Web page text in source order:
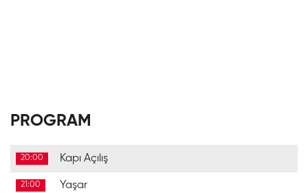
PROGRAM
20:00 Kapı Açılış
21:00 Yaşar